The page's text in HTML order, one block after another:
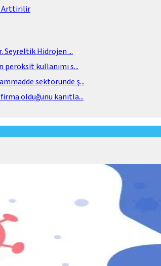
Arttirilir
Seyreltik Hidrojen...
peroksit kullanımı s...
sektöründe ş...
olduğunu kanıtla...